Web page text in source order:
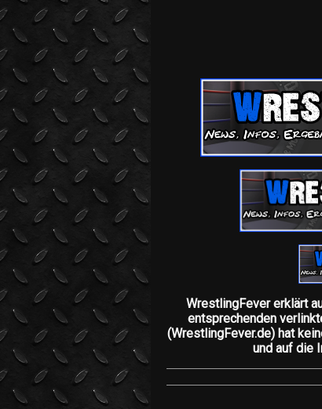
WrestlingFever erklärt
entsprechenden
(WrestlingFever.de) hat
und auf die